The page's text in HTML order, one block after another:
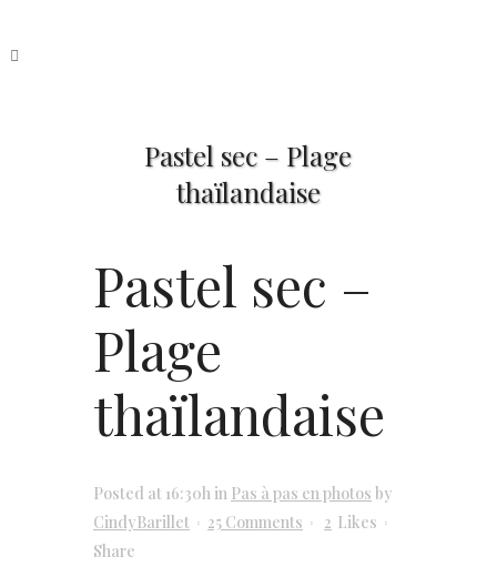
Pastel sec – Plage
thaïlandaise
Pastel sec –
Plage
thaïlandaise
Posted at 16:30h in Pas à pas en photos by
CindyBarillet
25 Comments 2 Likes
Share